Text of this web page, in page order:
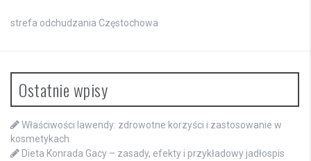
strefa odchudzania Częstochowa
Ostatnie wpisy
Właściwości lawendy: zdrowotne korzyści i zastosowanie w
kosmetykach
Dieta Konrada Gacy – zasady, efekty i przykładowy jadłospis